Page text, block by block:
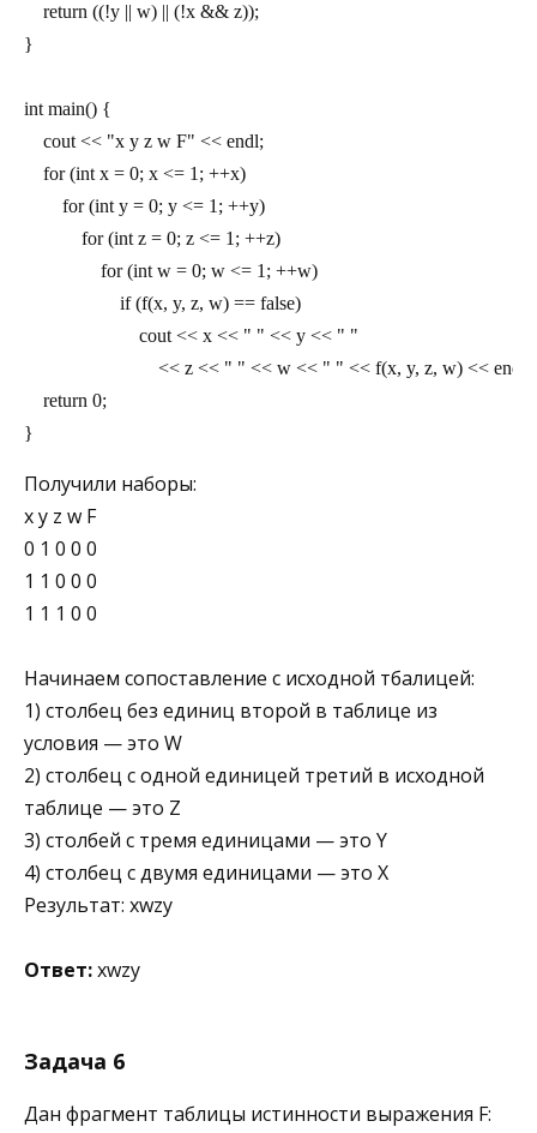
    return ((!y || w) || (!x && z));
}
int main() {
    cout << "x y z w F" << endl;
    for (int x = 0; x <= 1; ++x)
        for (int y = 0; y <= 1; ++y)
            for (int z = 0; z <= 1; ++z)
                for (int w = 0; w <= 1; ++w)
                    if (f(x, y, z, w) == false)
                        cout << x << " " << y << " "
                            << z << " " << w << " " << f(x, y, z, w) << endl;
    return 0;
}
Получили наборы:
x y z w F
0 1 0 0 0
1 1 0 0 0
1 1 1 0 0
Начинаем сопоставление с исходной тбалицей:
1) столбец без единиц второй в таблице из
условия — это W
2) столбец с одной единицей третий в исходной
таблице — это Z
3) столбей с тремя единицами — это Y
4) столбец с двумя единицами — это X
Результат: xwzy
Ответ:xwzy
Задача 6
Дан фрагмент таблицы истинности выражения F: